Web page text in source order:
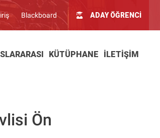
Blackboard ADAY ÖĞRENCİ
KÜTÜPHANE İLETIŞIM
Ön